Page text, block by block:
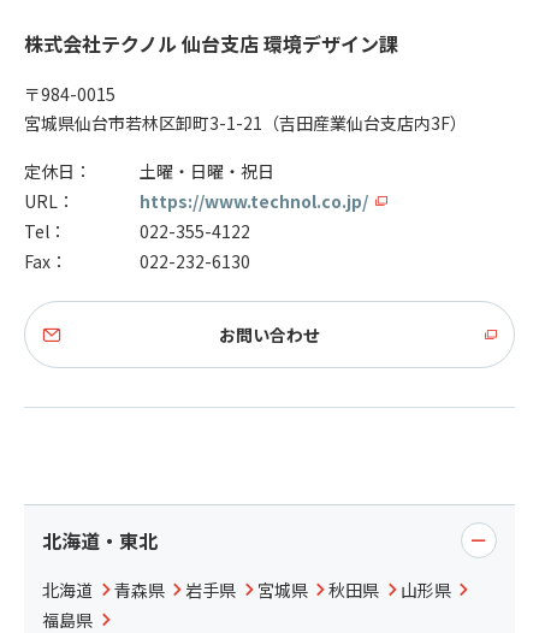
株式会社テクノル 仙台支店 環境デザイン課
〒984-0015
宮城県仙台市若林区卸町3-1-21（吉田産業仙台支店内3F）
定休日：
土曜・日曜・祝日
URL：
https://www.technol.co.jp/
Tel：
022-355-4122
Fax：
022-232-6130
お問い合わせ
北海道・東北
北海道 青森県 岩手県 宮城県 秋田県
山形県
福島県